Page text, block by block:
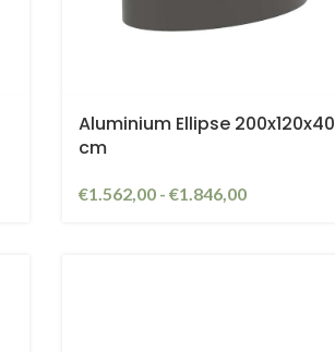
Aluminium Ellipse 200x120x40
cm
€1.562,00 - €1.846,00